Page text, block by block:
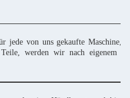
jede von uns gekaufte Maschine,
werden wir nach eigenem